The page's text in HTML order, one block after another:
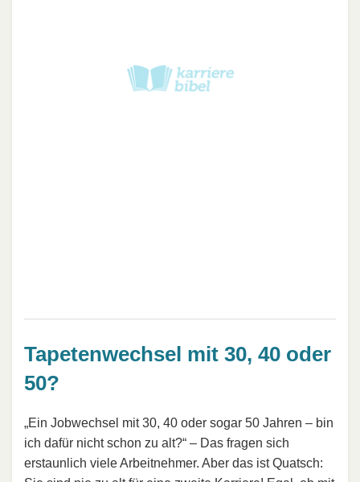
Tapetenwechsel mit 30, 40 oder
50?
„Ein Jobwechsel mit 30, 40 oder sogar 50 Jahren – bin
ich dafür nicht schon zu alt?“ – Das fragen sich
erstaunlich viele Arbeitnehmer. Aber das ist Quatsch: